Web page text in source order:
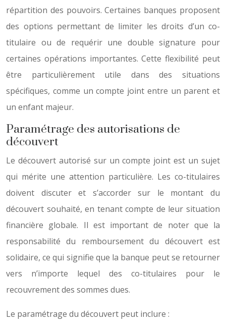
répartition des pouvoirs. Certaines banques proposent
des options permettant de limiter les droits d’un co-
titulaire ou de requérir une double signature pour
certaines opérations importantes. Cette flexibilité peut
être particulièrement utile dans des situations
spécifiques, comme un compte joint entre un parent et
un enfant majeur.
Paramétrage des autorisations de
découvert
Le découvert autorisé sur un compte joint est un sujet
qui mérite une attention particulière. Les co-titulaires
doivent discuter et s’accorder sur le montant du
découvert souhaité, en tenant compte de leur situation
financière globale. Il est important de noter que la
responsabilité du remboursement du découvert est
solidaire, ce qui signifie que la banque peut se retourner
vers n’importe lequel des co-titulaires pour le
recouvrement des sommes dues.
Le paramétrage du découvert peut inclure :